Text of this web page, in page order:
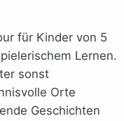
für Kinder von 5
Lernen.
sonst
Orte
Geschichten